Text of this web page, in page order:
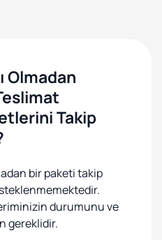
Olmadan
Takip
bir paketi takip
durumunu ve
gereklidir.